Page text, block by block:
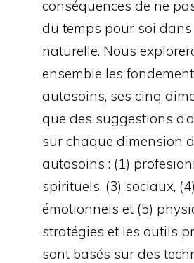
conséquences de ne
du temps pour soi dans
naturelle. Nous
ensemble les
autosoins, ses cinq
que des suggestions
sur chaque dimension
autosoins : (1)
spirituels, (3) sociaux, (4)
émotionnels et (5)
stratégies et les outils
sont basés sur des